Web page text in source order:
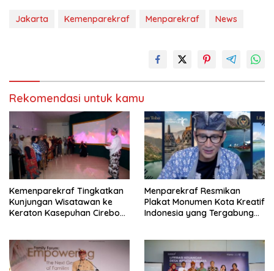
Jakarta Kemenparekraf Menparekraf News
Rekomendasi untuk kamu
Kemenparekraf Tingkatkan
Kunjungan Wisatawan ke
Keraton Kasepuhan Cirebon
Menparekraf Resmikan
Plakat Monumen Kota Kreatif
Indonesia yang Tergabung